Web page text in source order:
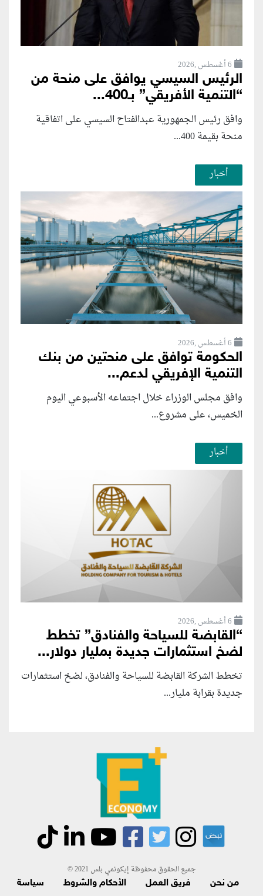
6 أغسطس ,2026
الرئيس السيسي يوافق على منحة من
“التنمية الأفريقي” بـ400...
وافق رئيس الجمهورية عبدالفتاح السيسي على اتفاقية
منحة بقيمة 400...
أخبار
6 أغسطس ,2026
الحكومة توافق على منحتين من بنك
التنمية الإفريقي لدعم...
وافق مجلس الوزراء خلال اجتماعه الأسبوعي اليوم
الخميس، على مشروع...
أخبار
6 أغسطس ,2026
“القابضة للسياحة والفنادق” تخطط
لضخ استثمارات جديدة بمليار دولار...
تخطط الشركة القابضة للسياحة والفنادق، لضخ استثمارات
جديدة بقرابة مليار...
جميع الحقوق محفوظة إيكونمي بلس 2021 ©
من نحن فريق العمل الأحكام والشروط
سياسة